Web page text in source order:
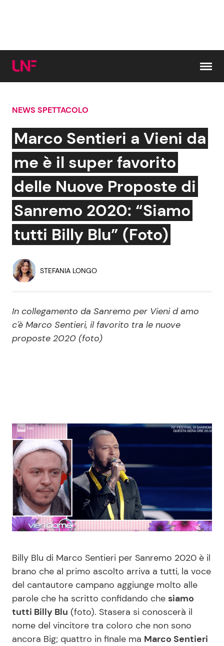
Cerca:
News e Cronaca
Attualità Italiana
Dal Mondo
Economia
Persone Scomparse
Gossip e TV
Bellezze VIP
Coppie VIP
Fiction e Serie TV
Soap Opera
News Spettacolo
Benessere
Casa
Moda e Style
News benessere
Salute
Viaggi e Turismo
Cucina e Ricette
Consigli di Cucina
Dolci
Primi Piatti
Ricette Facili e Veloci
Ricette Feste
NEWS SPETTACOLO
Marco Sentieri a Vieni da
me è il super favorito
delle Nuove Proposte di
Sanremo 2020: “Siamo
tutti Billy Blu” (Foto)
STEFANIA LONGO
In collegamento da Sanremo per Vieni d amo
c'è Marco Sentieri, il favorito tra le nuove
proposte 2020 (foto)
Billy Blu di Marco Sentieri per Sanremo 2020 è il
brano che al primo ascolto arriva a tutti, la voce
del cantautore campano aggiunge molto alle
parole che ha scritto confidando che siamo
tutti Billy Blu (foto). Stasera si conoscerà il
nome del vincitore tra coloro che non sono
ancora Big; quattro in finale ma Marco Sentieri